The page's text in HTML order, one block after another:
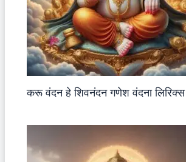
करू वंदन हे शिवनंदन गणेश वंदना लिरिक्स